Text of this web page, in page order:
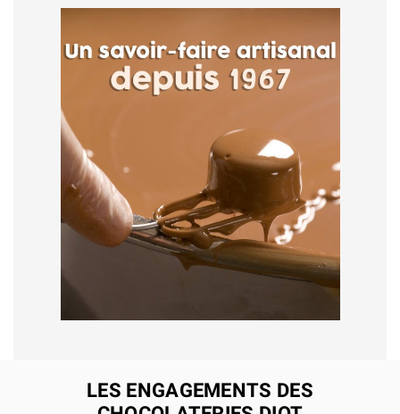
LES ENGAGEMENTS DES